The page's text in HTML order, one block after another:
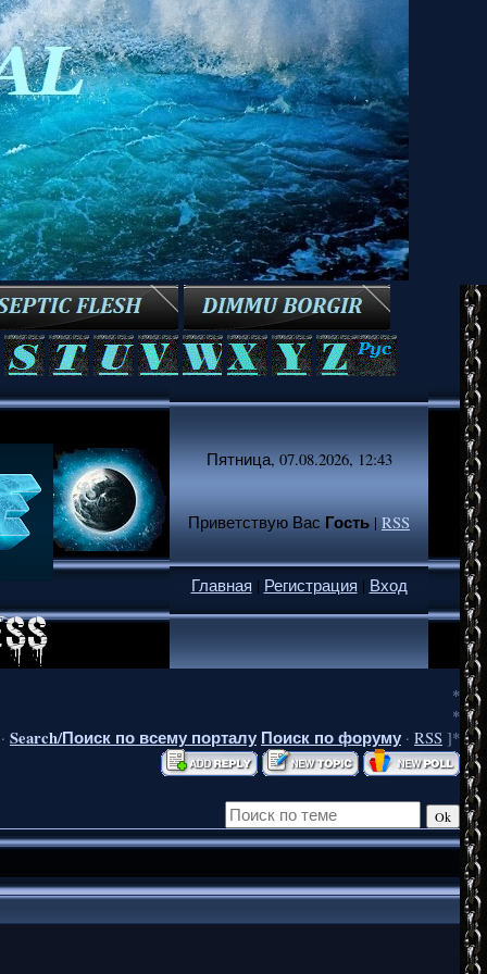
Пятница, 07.08.2026, 12:43
Приветствую Вас Гость|RSS
Главная | Регистрация | Вход
*
*
Search/Поиск по всему порталу Поиск по форуму · RSS ]*